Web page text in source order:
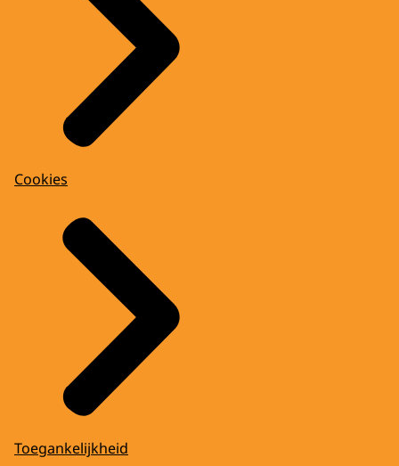
Cookies
Toegankelijkheid